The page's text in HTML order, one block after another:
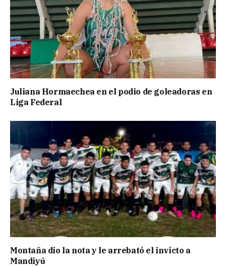
Juliana Hormaechea en el podio de goleadoras en
Liga Federal
Montaña dio la nota y le arrebató el invicto a
Mandiyú